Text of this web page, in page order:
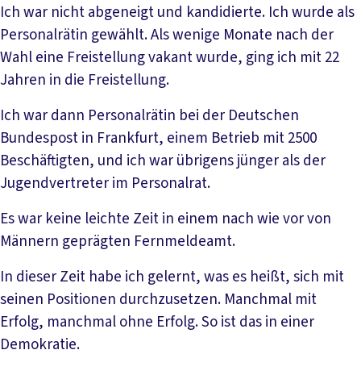
Ich war nicht abgeneigt und kandidierte. Ich wurde als
Personalrätin gewählt. Als wenige Monate nach der
Wahl eine Freistellung vakant wurde, ging ich mit 22
Jahren in die Freistellung.
Ich war dann Personalrätin bei der Deutschen
Bundespost in Frankfurt, einem Betrieb mit 2500
Beschäftigten, und ich war übrigens jünger als der
Jugendvertreter im Personalrat.
Es war keine leichte Zeit in einem nach wie vor von
Männern geprägten Fernmeldeamt.
In dieser Zeit habe ich gelernt, was es heißt, sich mit
seinen Positionen durchzusetzen. Manchmal mit
Erfolg, manchmal ohne Erfolg. So ist das in einer
Demokratie.